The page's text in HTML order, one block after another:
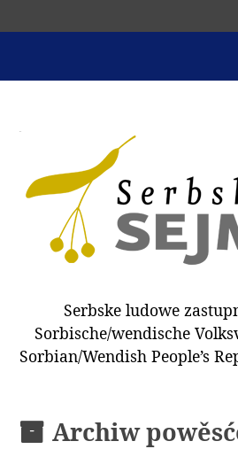
SERBSKI SEJM
JADNAŃSKI PÓRĚD
PROTOKOLE /
DARY
WÓTPÓSŁAŃCY
HUBĚRKI
Serbske ludowe
Sorbische/wendische
Sorbian/Wendish People’s
Archiw